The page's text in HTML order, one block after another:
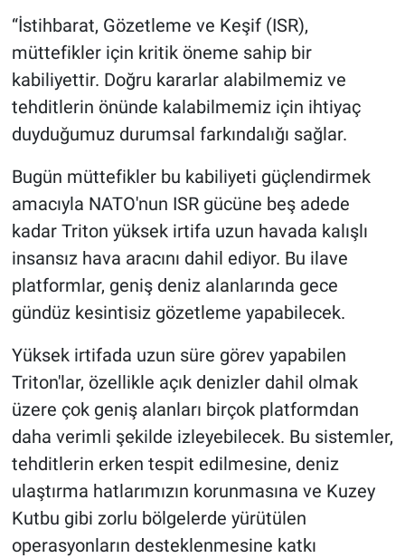
“İstihbarat, Gözetleme ve Keşif (ISR),
müttefikler için kritik öneme sahip bir
kabiliyettir. Doğru kararlar alabilmemiz ve
tehditlerin önünde kalabilmemiz için ihtiyaç
duyduğumuz durumsal farkındalığı sağlar.
Bugün müttefikler bu kabiliyeti güçlendirmek
amacıyla NATO'nun ISR gücüne beş adede
kadar Triton yüksek irtifa uzun havada kalışlı
insansız hava aracını dahil ediyor. Bu ilave
platformlar, geniş deniz alanlarında gece
gündüz kesintisiz gözetleme yapabilecek.
Yüksek irtifada uzun süre görev yapabilen
Triton'lar, özellikle açık denizler dahil olmak
üzere çok geniş alanları birçok platformdan
daha verimli şekilde izleyebilecek. Bu sistemler,
tehditlerin erken tespit edilmesine, deniz
ulaştırma hatlarımızın korunmasına ve Kuzey
Kutbu gibi zorlu bölgelerde yürütülen
operasyonların desteklenmesine katkı